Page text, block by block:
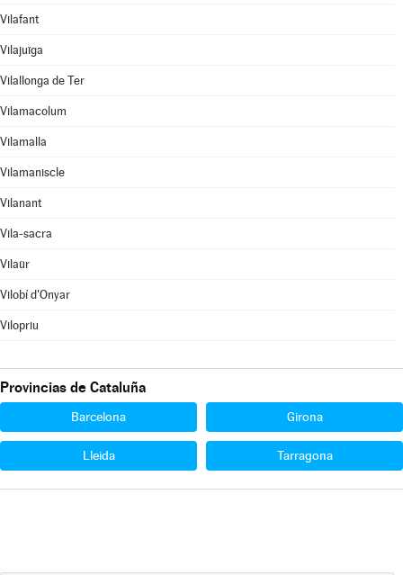
Vilafant
Vilajuïga
Vilallonga de Ter
Vilamacolum
Vilamalla
Vilamaniscle
Vilanant
Vila-sacra
Vilaür
Vilobí d'Onyar
Vilopriu
Provincias de Cataluña
Barcelona Girona
Lleida Tarragona